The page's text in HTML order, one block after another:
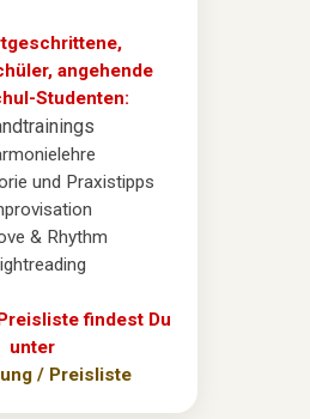
angehende
Studenten:
und Praxistipps
& Rhythm
findest Du
unter
/ Preisliste